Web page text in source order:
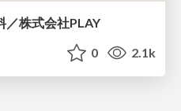
／株式会社PLAY
0 2.1k